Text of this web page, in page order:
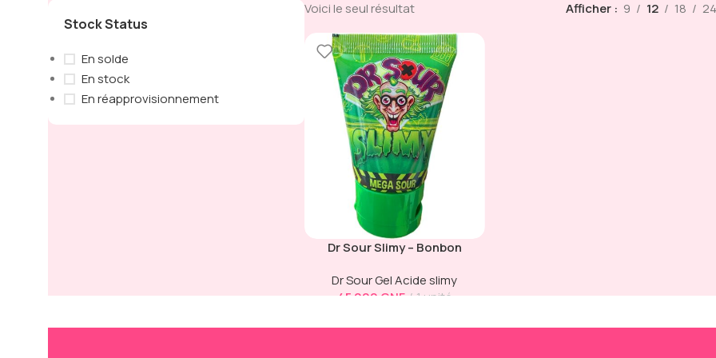
Stock Status
En solde
En stock
En réapprovisionnement
Voici le seul résultat Afficher 9 12 18
Dr Sour Slimy – Bonbon
(50g)
Dr Sour Gel Acide slimy
45 000 GNF 1 unité